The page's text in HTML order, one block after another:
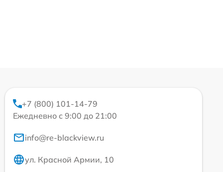
+7 (800) 101-14-79
Ежедневно с 9:00 до 21:00
info@re-blackview.ru
ул. Красной Армии, 10